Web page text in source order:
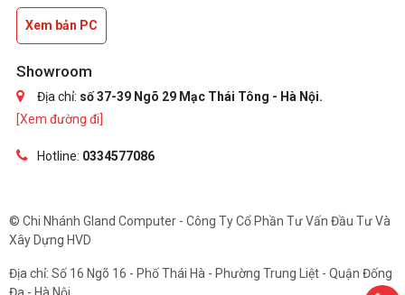
Xem bản PC
Showroom
Địa chỉ: số 37-39 Ngõ 29 Mạc Thái Tông - Hà Nội.
[Xem đường đi]
Hotline: 0334577086
© Chi Nhánh Gland Computer - Công Ty Cổ Phần Tư Vấn Đầu Tư Và
Xây Dựng HVD
Địa chỉ: Số 16 Ngõ 16 - Phố Thái Hà - Phường Trung Liệt - Quận Đống